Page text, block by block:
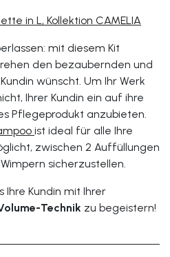
in L, Kollektion CAMELIA
mit diesem Kit
den bezaubernden und
wünscht. Um Ihr Werk
Ihrer Kundin ein auf ihre
Pflegeprodukt anzubieten.
ist ideal für alle Ihre
zwischen 2 Auffüllungen
sicherzustellen.
Ihre Kundin mit Ihrer
Technik zu begeistern!